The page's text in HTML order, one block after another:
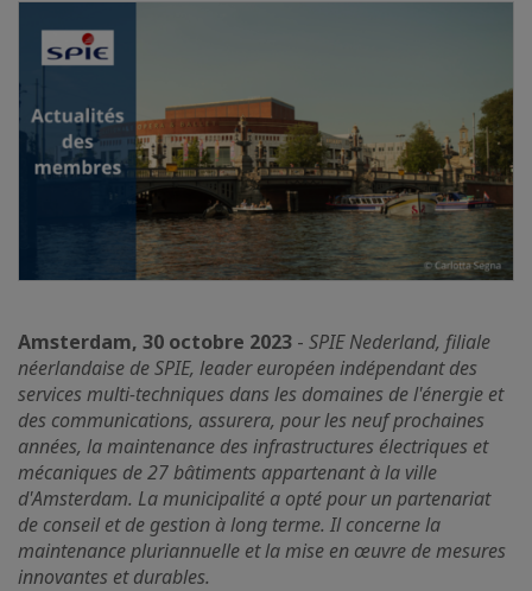
Amsterdam, 30 octobre 2023 - SPIE Nederland, filiale
néerlandaise de SPIE, leader européen indépendant des
services multi-techniques dans les domaines de l'énergie et
des communications, assurera, pour les neuf prochaines
années, la maintenance des infrastructures électriques et
mécaniques de 27 bâtiments appartenant à la ville
d'Amsterdam. La municipalité a opté pour un partenariat
de conseil et de gestion à long terme. Il concerne la
maintenance pluriannuelle et la mise en œuvre de mesures
innovantes et durables.